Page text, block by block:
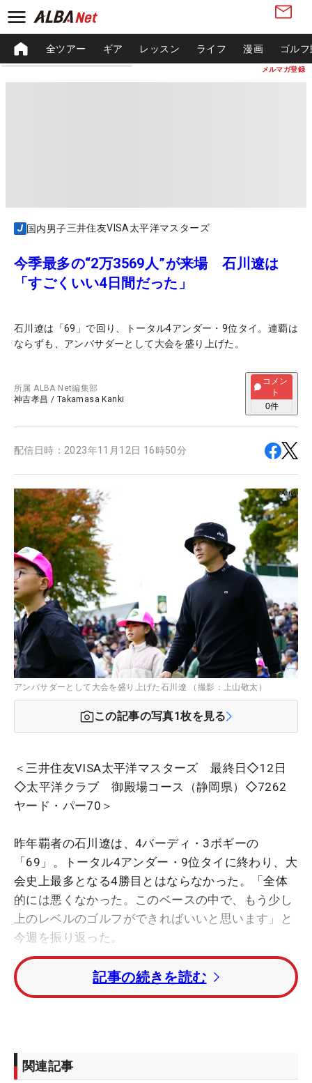
メルマガ登録
全ツアー ギア レッスン ライフ 漫画 ゴル
国内男子三井住友VISA太平洋マスターズ
今季最多の“2万3569人”が来場 石川遼は
「すごくいい4日間だった」
石川遼は「69」で回り、トータル4アンダー・9位タイ。連覇は
ならずも、アンバサダーとして大会を盛り上げた。
所属ALBA Net編集部
神吉孝昌 / Takamasa Kanki
コメン
ト
0件
配信日時： 2023年11月12日 16時50分
アンバサダーとして大会を盛り上げた石川遼 （撮影：上山敬太）
この記事の写真1枚を見る
＜三井住友VISA太平洋マスターズ 最終日◇12日
◇太平洋クラブ 御殿場コース（静岡県）◇7262
ヤード・パー70＞
昨年覇者の石川遼は、4バーディ・3ボギーの
「69」。トータル4アンダー・9位タイに終わり、大
会史上最多となる4勝目とはならなかった。「全体
的には悪くなかった。このベースの中で、もう少し
上のレベルのゴルフができればいいと思います」と
今週を振り返った。
先週にはメキシコでの米PGAツアーに出場したが、
体調を崩して予選落ちに終わった。帰国後すぐに参
ディションの中、4日間を戦い抜いた。
記事の続きを読む
関連記事